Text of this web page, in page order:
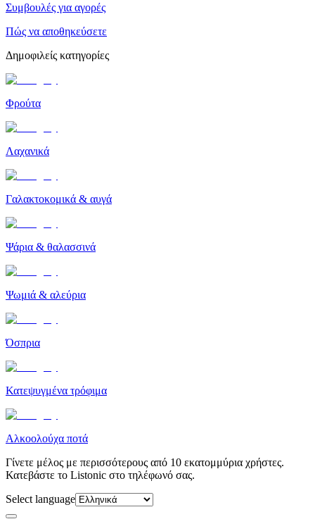
Συμβουλές για αγορές
Πώς να αποθηκεύσετε
Δημοφιλείς κατηγορίες
Φρούτα
Λαχανικά
Γαλακτοκομικά & αυγά
Ψάρια & θαλασσινά
Ψωμιά & αλεύρια
Όσπρια
Κατεψυγμένα τρόφιμα
Αλκοολούχα ποτά
Γίνετε μέλος με περισσότερους από 10 εκατομμύρια χρήστες.
Κατεβάστε το Listonic στο τηλέφωνό σας.
Select language